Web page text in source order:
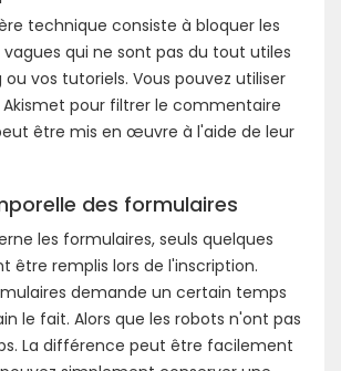
technique consiste à bloquer les
qui ne sont pas du tout utiles
vos tutoriels. Vous pouvez utiliser
pour filtrer le commentaire
être mis en œuvre à l'aide de leur
des formulaires
les formulaires, seuls quelques
être remplis lors de l'inscription.
demande un certain temps
le fait. Alors que les robots n'ont pas
La différence peut être facilement